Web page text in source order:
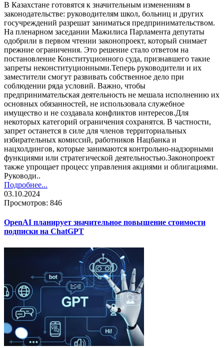
В Казахстане готовятся к значительным изменениям в
законодательстве: руководителям школ, больниц и других
госучреждений разрешат заниматься предпринимательством.
На пленарном заседании Мажилиса Парламента депутаты
одобрили в первом чтении законопроект, который снимает
прежние ограничения. Это решение стало ответом на
постановление Конституционного суда, признавшего такие
запреты неконституционными.Теперь руководители и их
заместители смогут развивать собственное дело при
соблюдении ряда условий. Важно, чтобы
предпринимательская деятельность не мешала исполнению их
основных обязанностей, не использовала служебное
имущество и не создавала конфликтов интересов.Для
некоторых категорий ограничения сохранятся. В частности,
запрет останется в силе для членов территориальных
избирательных комиссий, работников Нацбанка и
нацхолдингов, которые занимаются контрольно-надзорными
функциями или стратегической деятельностью.Законопроект
также упрощает процесс управления акциями и облигациями.
Руководи..
Подробнее...
03.10.2024
Просмотров: 846
OpenAI планирует значительное повышение стоимости
подписки на ChatGPT